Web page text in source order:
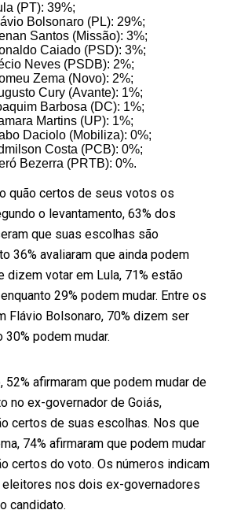
(PT): 39%;
Bolsonaro (PL): 29%;
Santos (Missão): 3%;
Caiado (PSD): 3%;
Neves (PSDB): 2%;
Zema (Novo): 2%;
Cury (Avante): 1%;
Barbosa (DC): 1%;
Martins (UP): 1%;
Daciolo (Mobiliza): 0%;
Costa (PCB): 0%;
Bezerra (PRTB): 0%.
quão certos de seus votos os
o levantamento, 63% dos
que suas escolhas são
36% avaliaram que ainda podem
dizem votar em Lula, 71% estão
29% podem mudar. Entre os
Flávio Bolsonaro, 70% dizem ser
podem mudar.
52% afirmaram que podem mudar de
no ex-governador de Goiás,
certos de suas escolhas. Nos que
74% afirmaram que podem mudar
certos do voto. Os números indicam
nos dois ex-governadores
candidato.